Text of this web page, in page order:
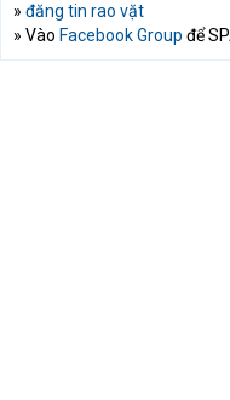
» đăng tin rao vặt
» Vào Facebook Group để